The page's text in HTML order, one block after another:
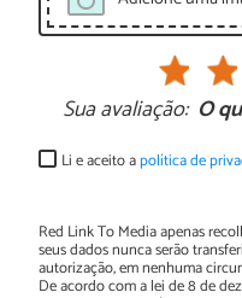
Sua avaliação: O
Li e aceito apolítica de
Red Link To Media apenas
seus dados nunca serão
autorização, em nenhuma
De acordo com a lei de 8 de